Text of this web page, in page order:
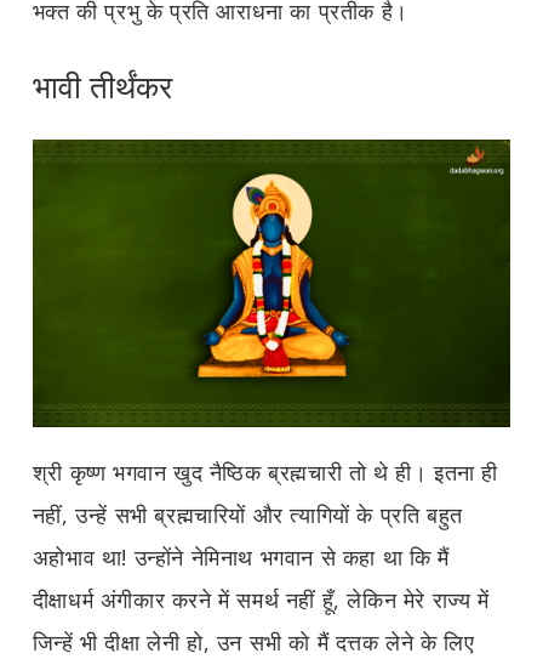
भक्त की प्रभु के प्रति आराधना का प्रतीक है।
भावी तीर्थंकर
श्री कृष्ण भगवान खुद नैष्ठिक ब्रह्मचारी तो थे ही। इतना ही
नहीं, उन्हें सभी ब्रह्मचारियों और त्यागियों के प्रति बहुत
अहोभाव था! उन्होंने नेमिनाथ भगवान से कहा था कि मैं
दीक्षाधर्म अंगीकार करने में समर्थ नहीं हूँ, लेकिन मेरे राज्य में
जिन्हें भी दीक्षा लेनी हो, उन सभी को मैं दत्तक लेने के लिए